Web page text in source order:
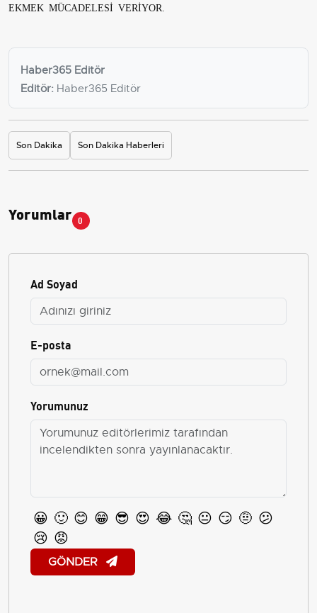
EKMEK MÜCADELESİ VERİYOR.
Haber365 Editör
Editör: Haber365 Editör
Son Dakika Son Dakika Haberleri
Yorumlar 0
Ad Soyad
E-posta
Yorumunuz
😀 🙂 😊 😁 😎 😍 😂 🤔 😐 😏 🤨 😕
😢 😡
GÖNDER